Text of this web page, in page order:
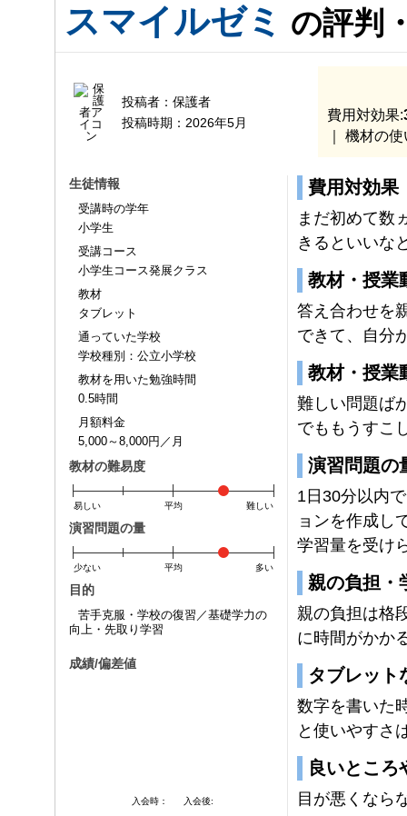
スマイルゼミ の評判
投稿者： 保護者
投稿時期： 2026年5月 費用対効果:
｜ 機材の
生徒情報
受講時の学年
小学生
受講コース
小学生コース発展クラス
教材
タブレット
通っていた学校
学校種別：公立小学校
教材を用いた勉強時間
0.5時間
月額料金
5,000～8,000円／月
教材の難易度
易しい 平均 難しい
演習問題の量
少ない 平均 多い
目的
苦手克服・学校の復習／基礎学力の
向上・先取り学習
成績/偏差値
入会時： 入会後:
費用対効果
まだ初めて数
きるといいな
教材・授業
答え合わせを
できて、自分
教材・授業
難しい問題ば
でももうすこ
演習問題の
1日30分以内
ョンを作成し
学習量を受け
親の負担・
親の負担は格
に時間がかか
タブレット
数字を書いた
と使いやすさ
良いところ
目が悪くなら